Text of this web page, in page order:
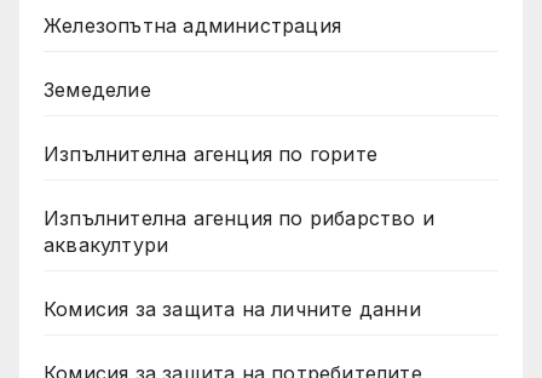
Железопътна администрация
Земеделие
Изпълнителна агенция по горите
Изпълнителна агенция по рибарство и
аквакултури
Комисия за защита на личните данни
Комисия за защита на потребителите